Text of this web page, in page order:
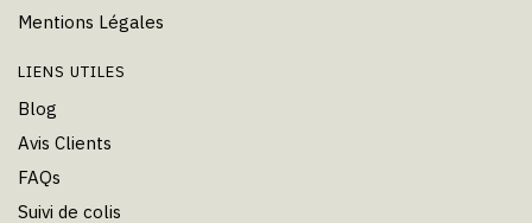
Mentions Légales
LIENS UTILES
Blog
Avis Clients
FAQs
Suivi de colis